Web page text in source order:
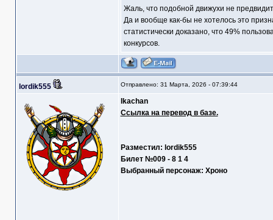
Жаль, что подобной движухи не
Да и вообще как-бы не хотелось это
статистически доказано, что 49%
конкурсов.
lordik555 Отправлено: 31 Марта, 2026 - 07:39:44
Ikachan
Ссылка на перевод в базе.
Разместил: lordik555
Билет №009 - 8 1 4
Выбранный персонаж: Хроно